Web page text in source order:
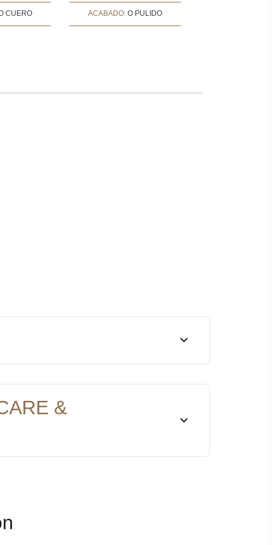
CUERO ACABADO: O PULIDO
&